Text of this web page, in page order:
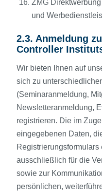
ZMG
und
2.3. Anmeldung
Controller
Wir bieten Ihnen auf
sich zu
(Seminaranmeldung,
Newsletteranmeldung,
registrieren. Die im
eingegebenen Daten,
ausschließlich für die
sowie zur
persönlichen,